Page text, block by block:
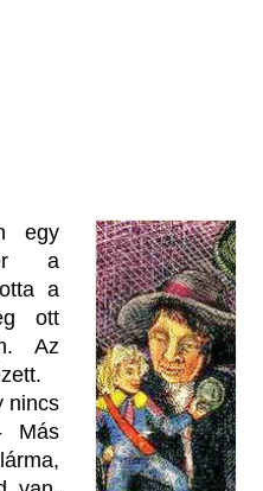
egy
a
a
ott
Az
nincs
Más